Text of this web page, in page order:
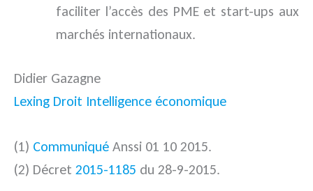
faciliter l’accès des PME et start-ups aux
marchés internationaux.
Didier Gazagne
Lexing Droit Intelligence économique
(1) Communiqué Anssi 01 10 2015.
(2) Décret 2015-1185 du 28-9-2015.